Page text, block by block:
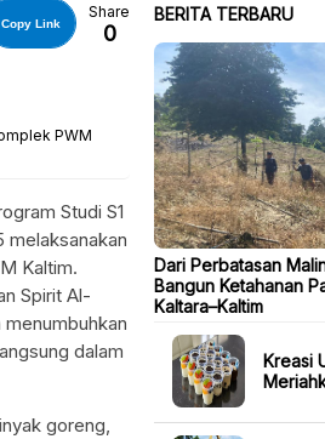
Copy Link
Share
0
PWM
Studi S1
melaksanakan
Kaltim.
Spirit Al-
menumbuhkan
dalam
goreng,
BERITA TERBARU
Dari Perbatasan
Bangun Ketahanan
Kaltara–Kaltim
Kreasi